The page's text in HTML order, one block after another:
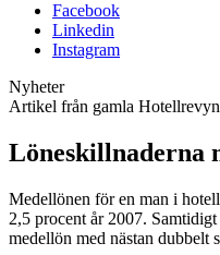
Facebook
Linkedin
Instagram
Nyheter
Artikel från gamla
Löneskillnaderna
Medellönen för en man i
2,5 procent år 2007.
medellön med nästan dubbelt